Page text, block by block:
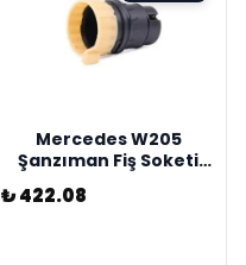
Mercedes W205
Şanzıman Fiş Soketi
Kostal Marka
A2035400253
₺ 422.08